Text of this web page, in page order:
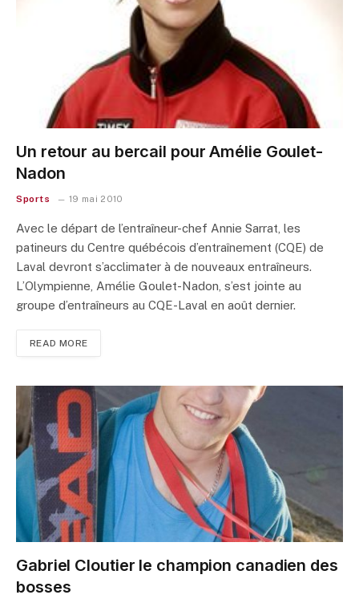
Un retour au bercail pour Amélie Goulet-
Nadon
Sports 19 mai 2010
Avec le départ de l’entraîneur-chef Annie Sarrat, les
patineurs du Centre québécois d’entraînement (CQE) de
Laval devront s’acclimater à de nouveaux entraîneurs.
L’Olympienne, Amélie Goulet-Nadon, s’est jointe au
groupe d’entraîneurs au CQE-Laval en août dernier.
READ MORE
Gabriel Cloutier le champion canadien des
bosses